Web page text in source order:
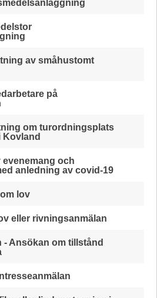
av småhustomt
på
om turordningsplats
Kovland
och
anledning av covid-19
lov
eller rivningsanmälan
- Ansökan om tillstånd